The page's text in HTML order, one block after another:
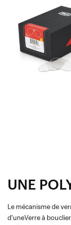
UNE
Le mécanisme de
d'uneVerre à